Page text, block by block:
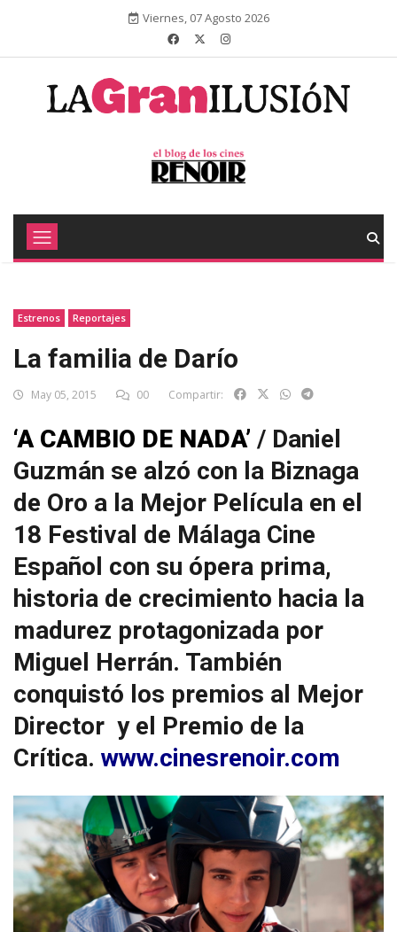
Viernes, 07 Agosto 2026
Estrenos Reportajes
La familia de Darío
May 05, 2015 00 Compartir:
‘A CAMBIO DE NADA’ / Daniel
Guzmán se alzó con la Biznaga
de Oro a la Mejor Película en el
18 Festival de Málaga Cine
Español con su ópera prima,
historia de crecimiento hacia la
madurez protagonizada por
Miguel Herrán. También
conquistó los premios al Mejor
Director y el Premio de la
Crítica. www.cinesrenoir.com